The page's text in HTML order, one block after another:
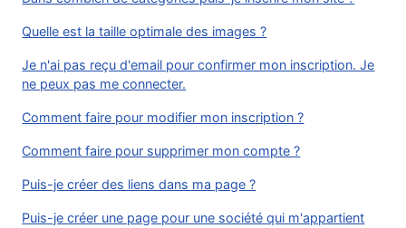
Quelle est la taille optimale des images ?
Je n'ai pas reçu d'email pour confirmer mon inscription. Je
ne peux pas me connecter.
Comment faire pour modifier mon inscription ?
Comment faire pour supprimer mon compte ?
Puis-je créer des liens dans ma page ?
Puis-je créer une page pour une société qui m'appartient